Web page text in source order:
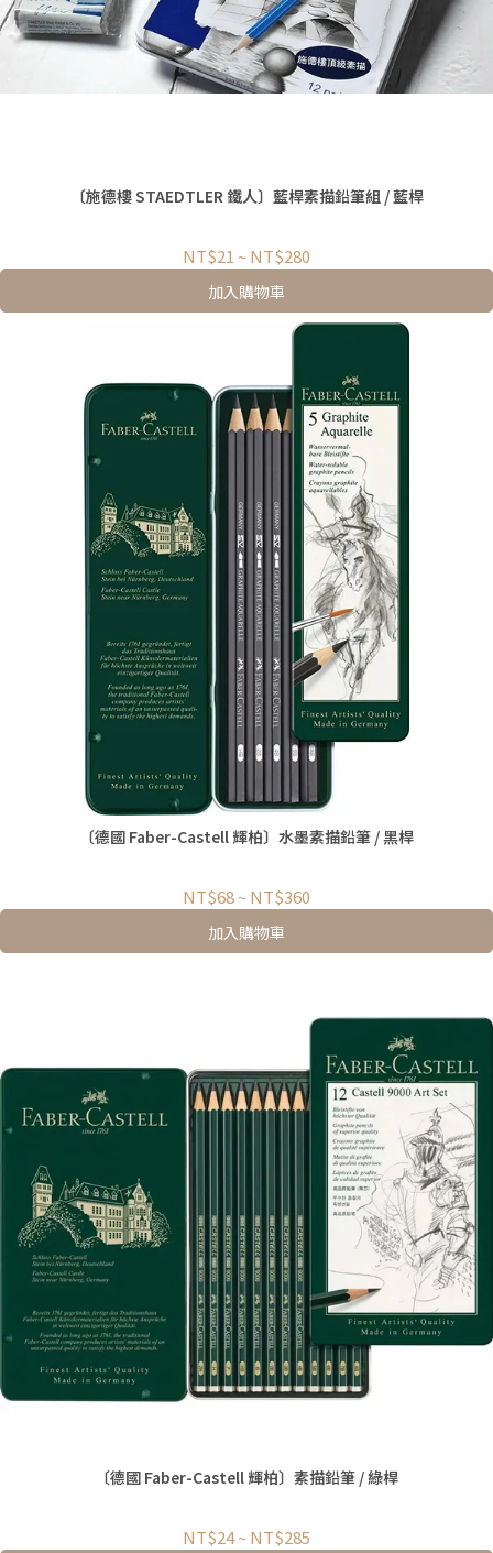
〔施德樓 STAEDTLER 鐵人〕藍桿素描鉛筆組 / 藍桿
NT$21 ~NT$280
加入購物車
〔德國 Faber-Castell 輝柏〕水墨素描鉛筆 / 黑桿
NT$68~NT$360
加入購物車
〔德國 Faber-Castell 輝柏〕素描鉛筆 / 綠桿
NT$24~NT$285